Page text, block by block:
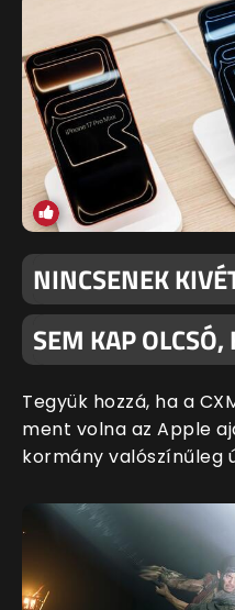
NINCSENEK
SEM KAP
Tegyük hozzá, ha a
ment volna az Apple
kormány valószínűleg